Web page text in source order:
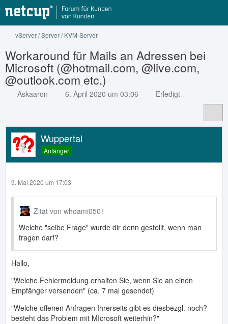
vServer / Server / KVM-Server
Workaround für Mails an Adressen bei
Microsoft (@hotmail.com, @live.com,
@outlook.com etc.)
Askaaron 6. April 2020 um 03:06 Erledigt
Wuppertal
Anfänger
9. Mai 2020 um 17:03
Zitat von whoami0501
Welche "selbe Frage" wurde dir denn gestellt, wenn man
fragen darf?
Hallo,
"Welche Fehlermeldung erhalten Sie, wenn Sie an einen
Empfänger versenden" (ca. 7 mal gesendet)
"Welche offenen Anfragen Ihrerseits gibt es diesbezgl. noch?
besteht das Problem mit MIcrosoft weiterhin?"